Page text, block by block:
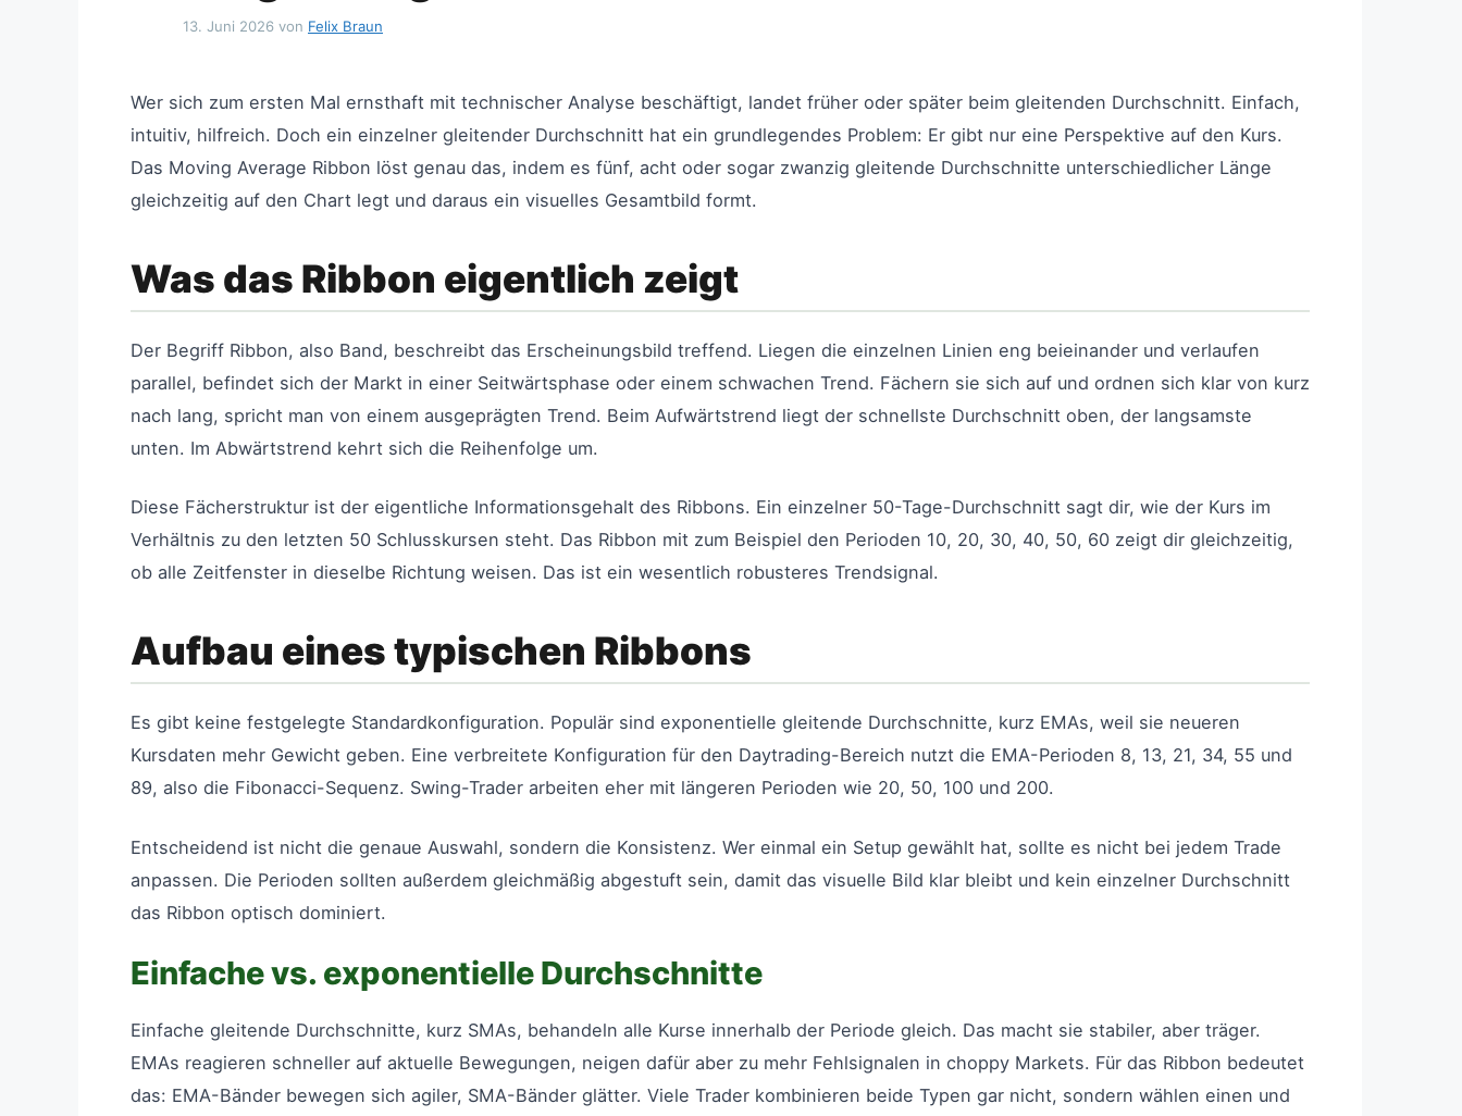
13. Juni 2026 von Felix Braun
Wer sich zum ersten Mal ernsthaft mit technischer Analyse beschäftigt, landet früher oder später beim gleitenden Durchschnitt. Einfach,
intuitiv, hilfreich. Doch ein einzelner gleitender Durchschnitt hat ein grundlegendes Problem: Er gibt nur eine Perspektive auf den Kurs.
Das Moving Average Ribbon löst genau das, indem es fünf, acht oder sogar zwanzig gleitende Durchschnitte unterschiedlicher Länge
gleichzeitig auf den Chart legt und daraus ein visuelles Gesamtbild formt.
Was das Ribbon eigentlich zeigt
Der Begriff Ribbon, also Band, beschreibt das Erscheinungsbild treffend. Liegen die einzelnen Linien eng beieinander und verlaufen
parallel, befindet sich der Markt in einer Seitwärtsphase oder einem schwachen Trend. Fächern sie sich auf und ordnen sich klar von kurz
nach lang, spricht man von einem ausgeprägten Trend. Beim Aufwärtstrend liegt der schnellste Durchschnitt oben, der langsamste
unten. Im Abwärtstrend kehrt sich die Reihenfolge um.
Diese Fächerstruktur ist der eigentliche Informationsgehalt des Ribbons. Ein einzelner 50-Tage-Durchschnitt sagt dir, wie der Kurs im
Verhältnis zu den letzten 50 Schlusskursen steht. Das Ribbon mit zum Beispiel den Perioden 10, 20, 30, 40, 50, 60 zeigt dir gleichzeitig,
ob alle Zeitfenster in dieselbe Richtung weisen. Das ist ein wesentlich robusteres Trendsignal.
Aufbau eines typischen Ribbons
Es gibt keine festgelegte Standardkonfiguration. Populär sind exponentielle gleitende Durchschnitte, kurz EMAs, weil sie neueren
Kursdaten mehr Gewicht geben. Eine verbreitete Konfiguration für den Daytrading-Bereich nutzt die EMA-Perioden 8, 13, 21, 34, 55 und
89, also die Fibonacci-Sequenz. Swing-Trader arbeiten eher mit längeren Perioden wie 20, 50, 100 und 200.
Entscheidend ist nicht die genaue Auswahl, sondern die Konsistenz. Wer einmal ein Setup gewählt hat, sollte es nicht bei jedem Trade
anpassen. Die Perioden sollten außerdem gleichmäßig abgestuft sein, damit das visuelle Bild klar bleibt und kein einzelner Durchschnitt
das Ribbon optisch dominiert.
Einfache vs. exponentielle Durchschnitte
Einfache gleitende Durchschnitte, kurz SMAs, behandeln alle Kurse innerhalb der Periode gleich. Das macht sie stabiler, aber träger.
EMAs reagieren schneller auf aktuelle Bewegungen, neigen dafür aber zu mehr Fehlsignalen in choppy Markets. Für das Ribbon bedeutet
das: EMA-Bänder bewegen sich agiler, SMA-Bänder glätter. Viele Trader kombinieren beide Typen gar nicht, sondern wählen einen und